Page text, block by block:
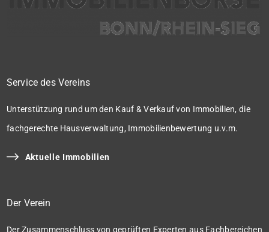
Der Verein
Der Zusammenschluss von geprüften Experten aus Fachbereichen
Service des Vereins
Unterstützung rund um den Kauf & Verkauf von Immobilien, die
fachgerechte Hausverwaltung, Immobilienbewertung u.v.m.
Aktuelle Immobilien